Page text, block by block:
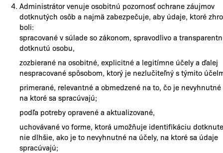
Administrátor venuje osobitnú pozornosť ochrane záujmov
dotknutých osôb a najmä zabezpečuje, aby údaje, ktoré
boli:
spracované v súlade so zákonom, spravodlivo a
dotknutú osobu,
zozbierané na osobitné, explicitné a legitímne účely a ďalej
nespracované spôsobom, ktorý je nezlučiteľný s týmito
primerané, relevantné a obmedzené na to, čo je
na ktoré sa spracúvajú;
podľa potreby opravené a aktualizované,
uchovávané vo forme, ktorá umožňuje identifikáciu
nie dlhšie, ako je to nevyhnutné na účely, na ktoré sa údaje
spracúvajú;